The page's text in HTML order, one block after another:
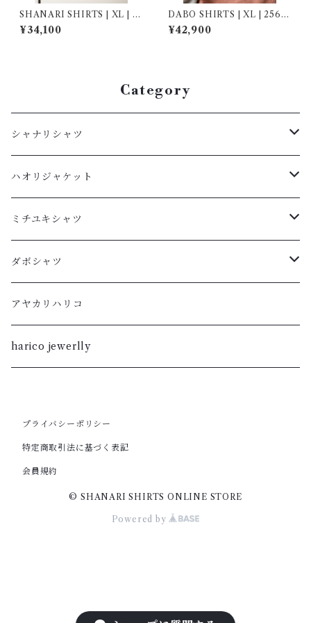
SHANARI SHIRTS | XL | 2
64030
¥34,100
DABO SHIRTS | XL | 2560
09
¥42,900
Category
シャナリシャツ
長袖
XL
L
半袖
XL
L
ハオリジャケット
L
M
S
ミチユキシャツ
L
M
S
ダボシャツ
柿渋
XL
暮染
アヤカリハリコ
harico jewerlly
プライバシーポリシー
特定商取引法に基づく表記
会員規約
© SHANARI SHIRTS ONLINE STORE
Powered by